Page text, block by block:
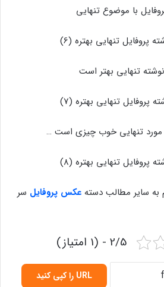
با موضوع تنهایی
تنهایی بهتر است
تنهایی خوب چیزی است …
سایر مطالب دسته عکس پروفایل سر
2/5 - (1 امتیاز)
URL را کپی کنید